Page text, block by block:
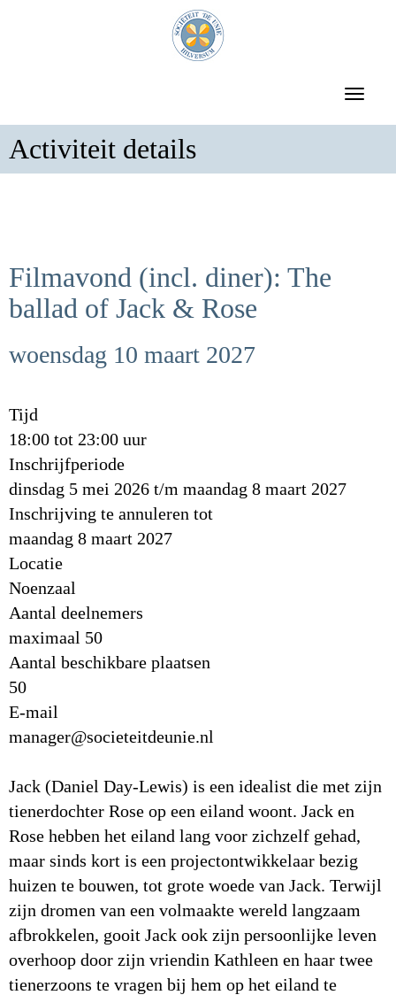
Toggle
Activiteit details
Filmavond (incl. diner): The
ballad of Jack & Rose
woensdag 10 maart 2027
Tijd
18:00 tot 23:00 uur
Inschrijfperiode
dinsdag 5 mei 2026 t/m maandag 8 maart 2027
Inschrijving te annuleren tot
maandag 8 maart 2027
Locatie
Noenzaal
Aantal deelnemers
maximaal 50
Aantal beschikbare plaatsen
50
E-mail
reganam@societeitdeunie.nl
Jack (Daniel Day-Lewis) is een idealist die met zijn
tienerdochter Rose op een eiland woont. Jack en
Rose hebben het eiland lang voor zichzelf gehad,
maar sinds kort is een projectontwikkelaar bezig
huizen te bouwen, tot grote woede van Jack. Terwijl
zijn dromen van een volmaakte wereld langzaam
afbrokkelen, gooit Jack ook zijn persoonlijke leven
overhoop door zijn vriendin Kathleen en haar twee
tienerzoons te vragen bij hem op het eiland te